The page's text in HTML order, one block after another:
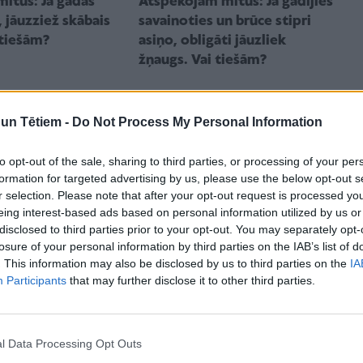
Tētiem - Do Not Process My Personal Information
opt-out of the sale, sharing to third parties, or processing of your
for targeted advertising by us, please use the below opt-out
selection. Please note that after your opt-out request is processed
interest-based ads based on personal information utilized by us
to third parties prior to your opt-out. You may separately
of your personal information by third parties on the IAB’s list of
This information may also be disclosed by us to third parties on the
Participants that may further disclose it to other third parties.
Data Processing Opt Outs
skābais
savainoties un brūce stipri
asiņo, obligāti jāuzliek
žņaugs. Vai tiešām?
Ja iekož
ātrāk inde
AKTUALITĀTES
Zināmas detaļas par
negadījumu, kad uz gājēju
88 gadus vecs šoferis